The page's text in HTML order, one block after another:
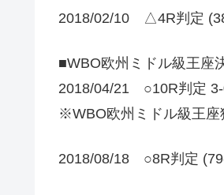
2018/02/10 △4R判定
■WBO欧州ミドル級王座
2018/04/21 ○10R判定
※WBO欧州ミドル級王座
2018/08/18 ○8R判定